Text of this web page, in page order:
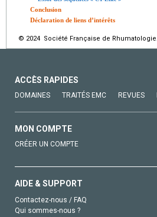
Conclusion
Déclaration de liens d’intérêts
© 2024 Société Française de
ACCÈS RAPIDES
DOMAINES TRAITÉS EMC REVUES
MON COMPTE
CRÉER UN COMPTE
AIDE & SUPPORT
Contactez-nous / FAQ
Qui sommes-nous ?